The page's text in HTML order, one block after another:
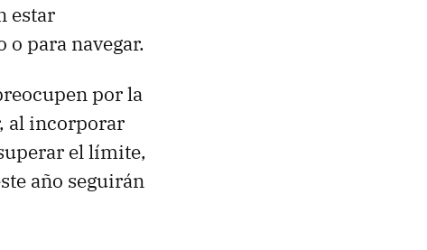
estar
para navegar.
por la
al incorporar
el límite,
año seguirán